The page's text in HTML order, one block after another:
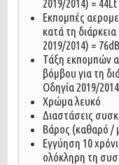
2019/2014) = 44Lt
Εκπομπές
κατά τη
2019/2014) = 76dB
Τάξη εκπομπών
βόμβου για τη
Οδηγία 2019/
Χρώμα λευκό
Διαστάσεις
Βάρος (καθαρό /
Εγγύηση 10
ολόκληρη τη